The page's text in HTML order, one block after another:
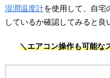
湿潤温度計を使用して、自宅
しているか確認してみると良
＼エアコン操作も可能な